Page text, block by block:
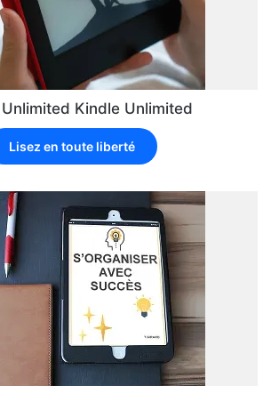
Kindle Unlimited
Lisez en toute liberté